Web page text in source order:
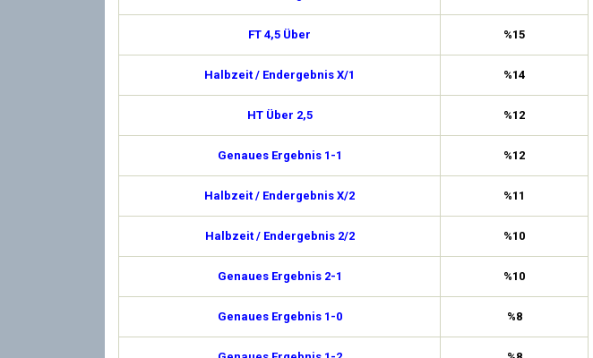
FT 4,5 Über %15
Halbzeit / Endergebnis X/1 %14
HT Über 2,5 %12
Genaues Ergebnis 1-1 %12
Halbzeit / Endergebnis X/2 %11
Halbzeit / Endergebnis 2/2 %10
Genaues Ergebnis 2-1 %10
Genaues Ergebnis 1-0 %8